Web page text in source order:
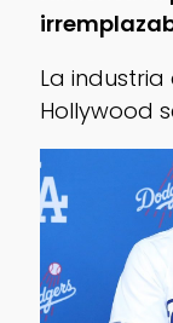
La
Hollywood